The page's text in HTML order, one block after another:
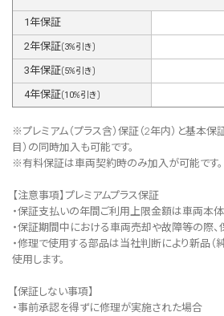
1年保証
2年保証(3%引き)
3年保証(5%引き)
4年保証(10%引き)
※プレミアム（プラス含）保証（2年内）と基本
目）の同時加入も可能です。
※有料保証は⾞両契約時のみ加⼊が可能です。
【注意事項】プレミアムプラス保証
・保証支払いの年間ご利用上限金額は車両本体
・保証期間中における車両売却や故障等の際、
・修理で使用する部品は当社判断により新品（
使用します。
【保証しない事項】
・事前承認を得ずに修理が実施された場合